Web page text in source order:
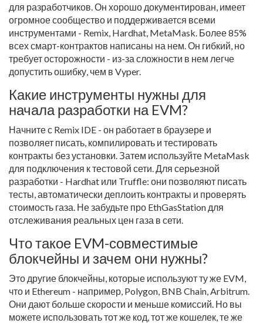
для разработчиков. Он хорошо документирован, имеет
огромное сообщество и поддерживается всеми
инструментами - Remix, Hardhat, MetaMask. Более 85%
всех смарт-контрактов написаны на нем. Он гибкий, но
требует осторожности - из-за сложности в нем легче
допустить ошибку, чем в Vyper.
Какие инструменты нужны для
начала разработки на EVM?
Начните с Remix IDE - он работает в браузере и
позволяет писать, компилировать и тестировать
контракты без установки. Затем используйте MetaMask
для подключения к тестовой сети. Для серьезной
разработки - Hardhat или Truffle: они позволяют писать
тесты, автоматически деплоить контракты и проверять
стоимость газа. Не забудьте про EthGasStation для
отслеживания реальных цен газа в сети.
Что такое EVM-совместимые
блокчейны и зачем они нужны?
Это другие блокчейны, которые используют ту же EVM,
что и Ethereum - например, Polygon, BNB Chain, Arbitrum.
Они дают больше скорости и меньше комиссий. Но вы
можете использовать тот же код, тот же кошелек, те же